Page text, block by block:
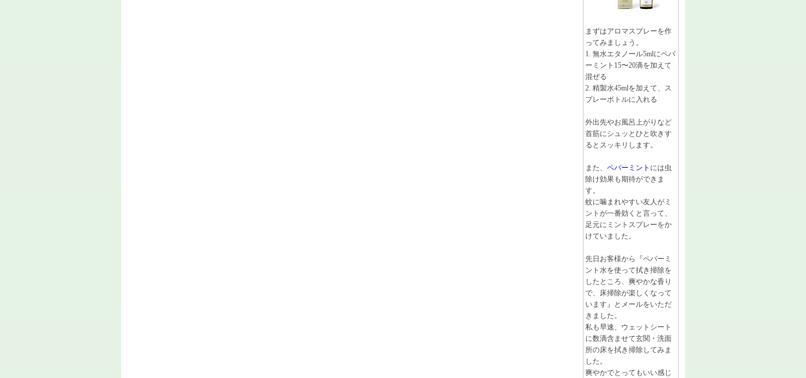
まずはアロマスプレーを作
ってみましょう。
1. 無水エタノール5mlにペパ
ーミント15〜20滴を加えて
混ぜる
2. 精製水45mlを加えて、ス
プレーボトルに入れる
外出先やお風呂上がりなど
首筋にシュッとひと吹きす
るとスッキリします。
また、 ペパーミント には虫
除け効果も期待ができま
す。
蚊に噛まれやすい友人がミ
ントが一番効くと言って、
足元にミントスプレーをか
けていました。
先日お客様から『ペパーミ
ント水を使って拭き掃除を
したところ、爽やかな香り
で、床掃除が楽しくなって
います』とメールをいただ
きました。
私も早速、ウェットシート
に数滴含ませて玄関・洗面
所の床を拭き掃除してみま
した。
爽やかでとってもいい感じ